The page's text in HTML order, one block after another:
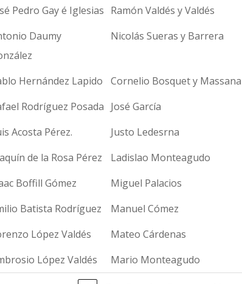
SEGUNDA RELACIÓN TERCERA
Pedro Gay é Iglesias Ramón Valdés y Valdés
Daumy
Nicolás Sueras y Barrera
Hernández Lapido
Cornelio Bosquet y Massana
Rodríguez Posada José García
Acosta Pérez.
Justo Ledesrna
de la Rosa Pérez
Ladislao Monteagudo
Boffill Gómez
Miguel Palacios
Batista Rodríguez
Manuel Cómez
López Valdés
Mateo Cárdenas
López Valdés Mario Monteagudo